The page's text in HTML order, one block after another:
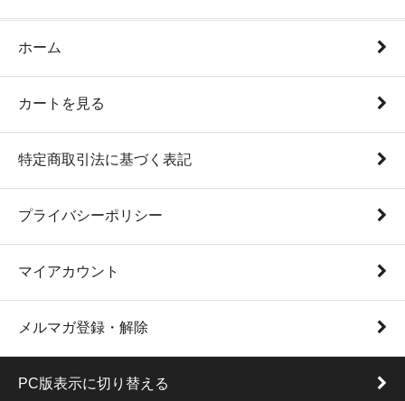
ホーム
カートを見る
特定商取引法に基づく表記
プライバシーポリシー
マイアカウント
メルマガ登録・解除
PC版表示に切り替える